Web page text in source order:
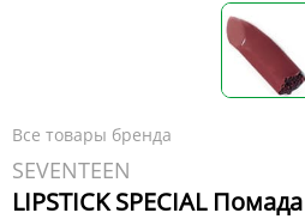
Все товары бренда
SEVENTEEN
LIPSTICK SPECIAL